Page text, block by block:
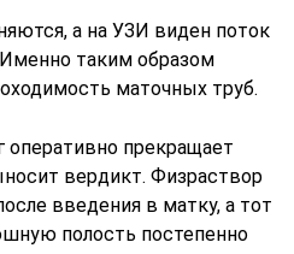
а на УЗИ виден поток
таким образом
маточных труб.
оперативно прекращает
вердикт. Физраствор
введения в матку, а тот
полость постепенно